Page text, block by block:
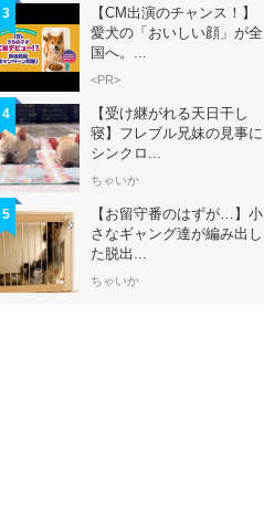
3
【CM出演のチャンス！】
愛犬の「おいしい顔」が全
国へ。...
<PR>
4
【受け継がれる天日干し
寝】フレブル兄妹の見事に
シンクロ...
ちゃいか
5
【お留守番のはずが…】小
さなギャング達が編み出し
た脱出...
ちゃいか